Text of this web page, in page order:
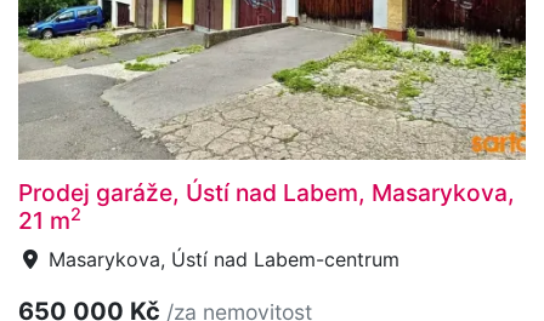
Prodej garáže, Ústí nad Labem, Masarykova,
21 m2
Masarykova, Ústí nad Labem-centrum
650 000 Kč /za nemovitost